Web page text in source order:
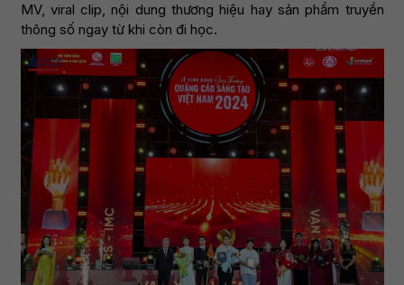
MV, viral clip, nội dung thương hiệu hay sản phẩm truyền
thông số ngay từ khi còn đi học.